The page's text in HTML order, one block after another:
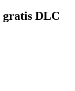
DLC